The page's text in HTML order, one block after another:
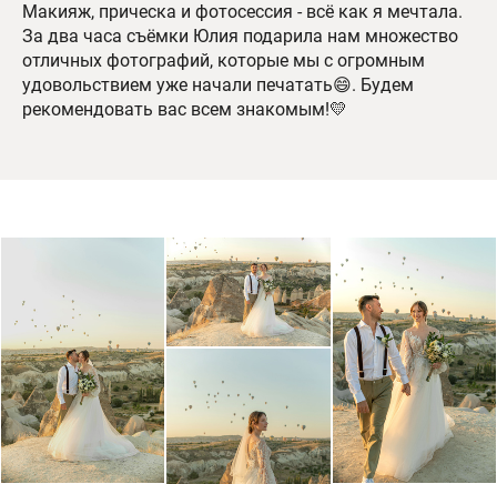
Макияж, прическа и фотосессия - всё как я мечтала.
За два часа съёмки Юлия подарила нам множество
отличных фотографий, которые мы с огромным
удовольствием уже начали печатать😄. Будем
рекомендовать вас всем знакомым!💛